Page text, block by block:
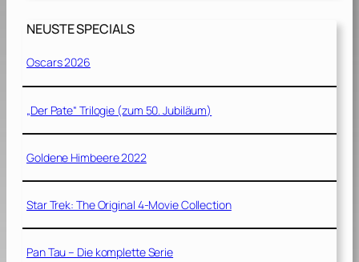
NEUSTE SPECIALS
Oscars 2026
„Der Pate“ Trilogie (zum 50. Jubiläum)
Goldene Himbeere 2022
Star Trek: The Original 4-Movie Collection
Pan Tau – Die komplette Serie